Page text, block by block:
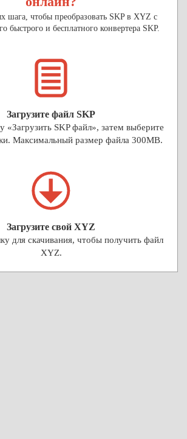
шага, чтобы преобразовать SKP в XYZ с
быстрого и бесплатного конвертера SKP.
Загрузите файл SKP
«Загрузить SKP файл», затем выберите
Максимальный размер файла 300MB.
Загрузите свой XYZ
для скачивания, чтобы получить файл
XYZ.